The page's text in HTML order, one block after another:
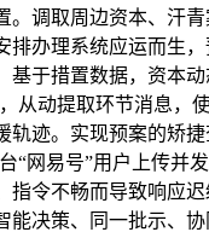
。调取周边资本、汗
排办理系统应运而生
基于措置数据，资本
从动提取环节消息
轨迹。实现预案的矫
“网易号”用户上传
指令不畅而导致响应
能决策、同一批示、